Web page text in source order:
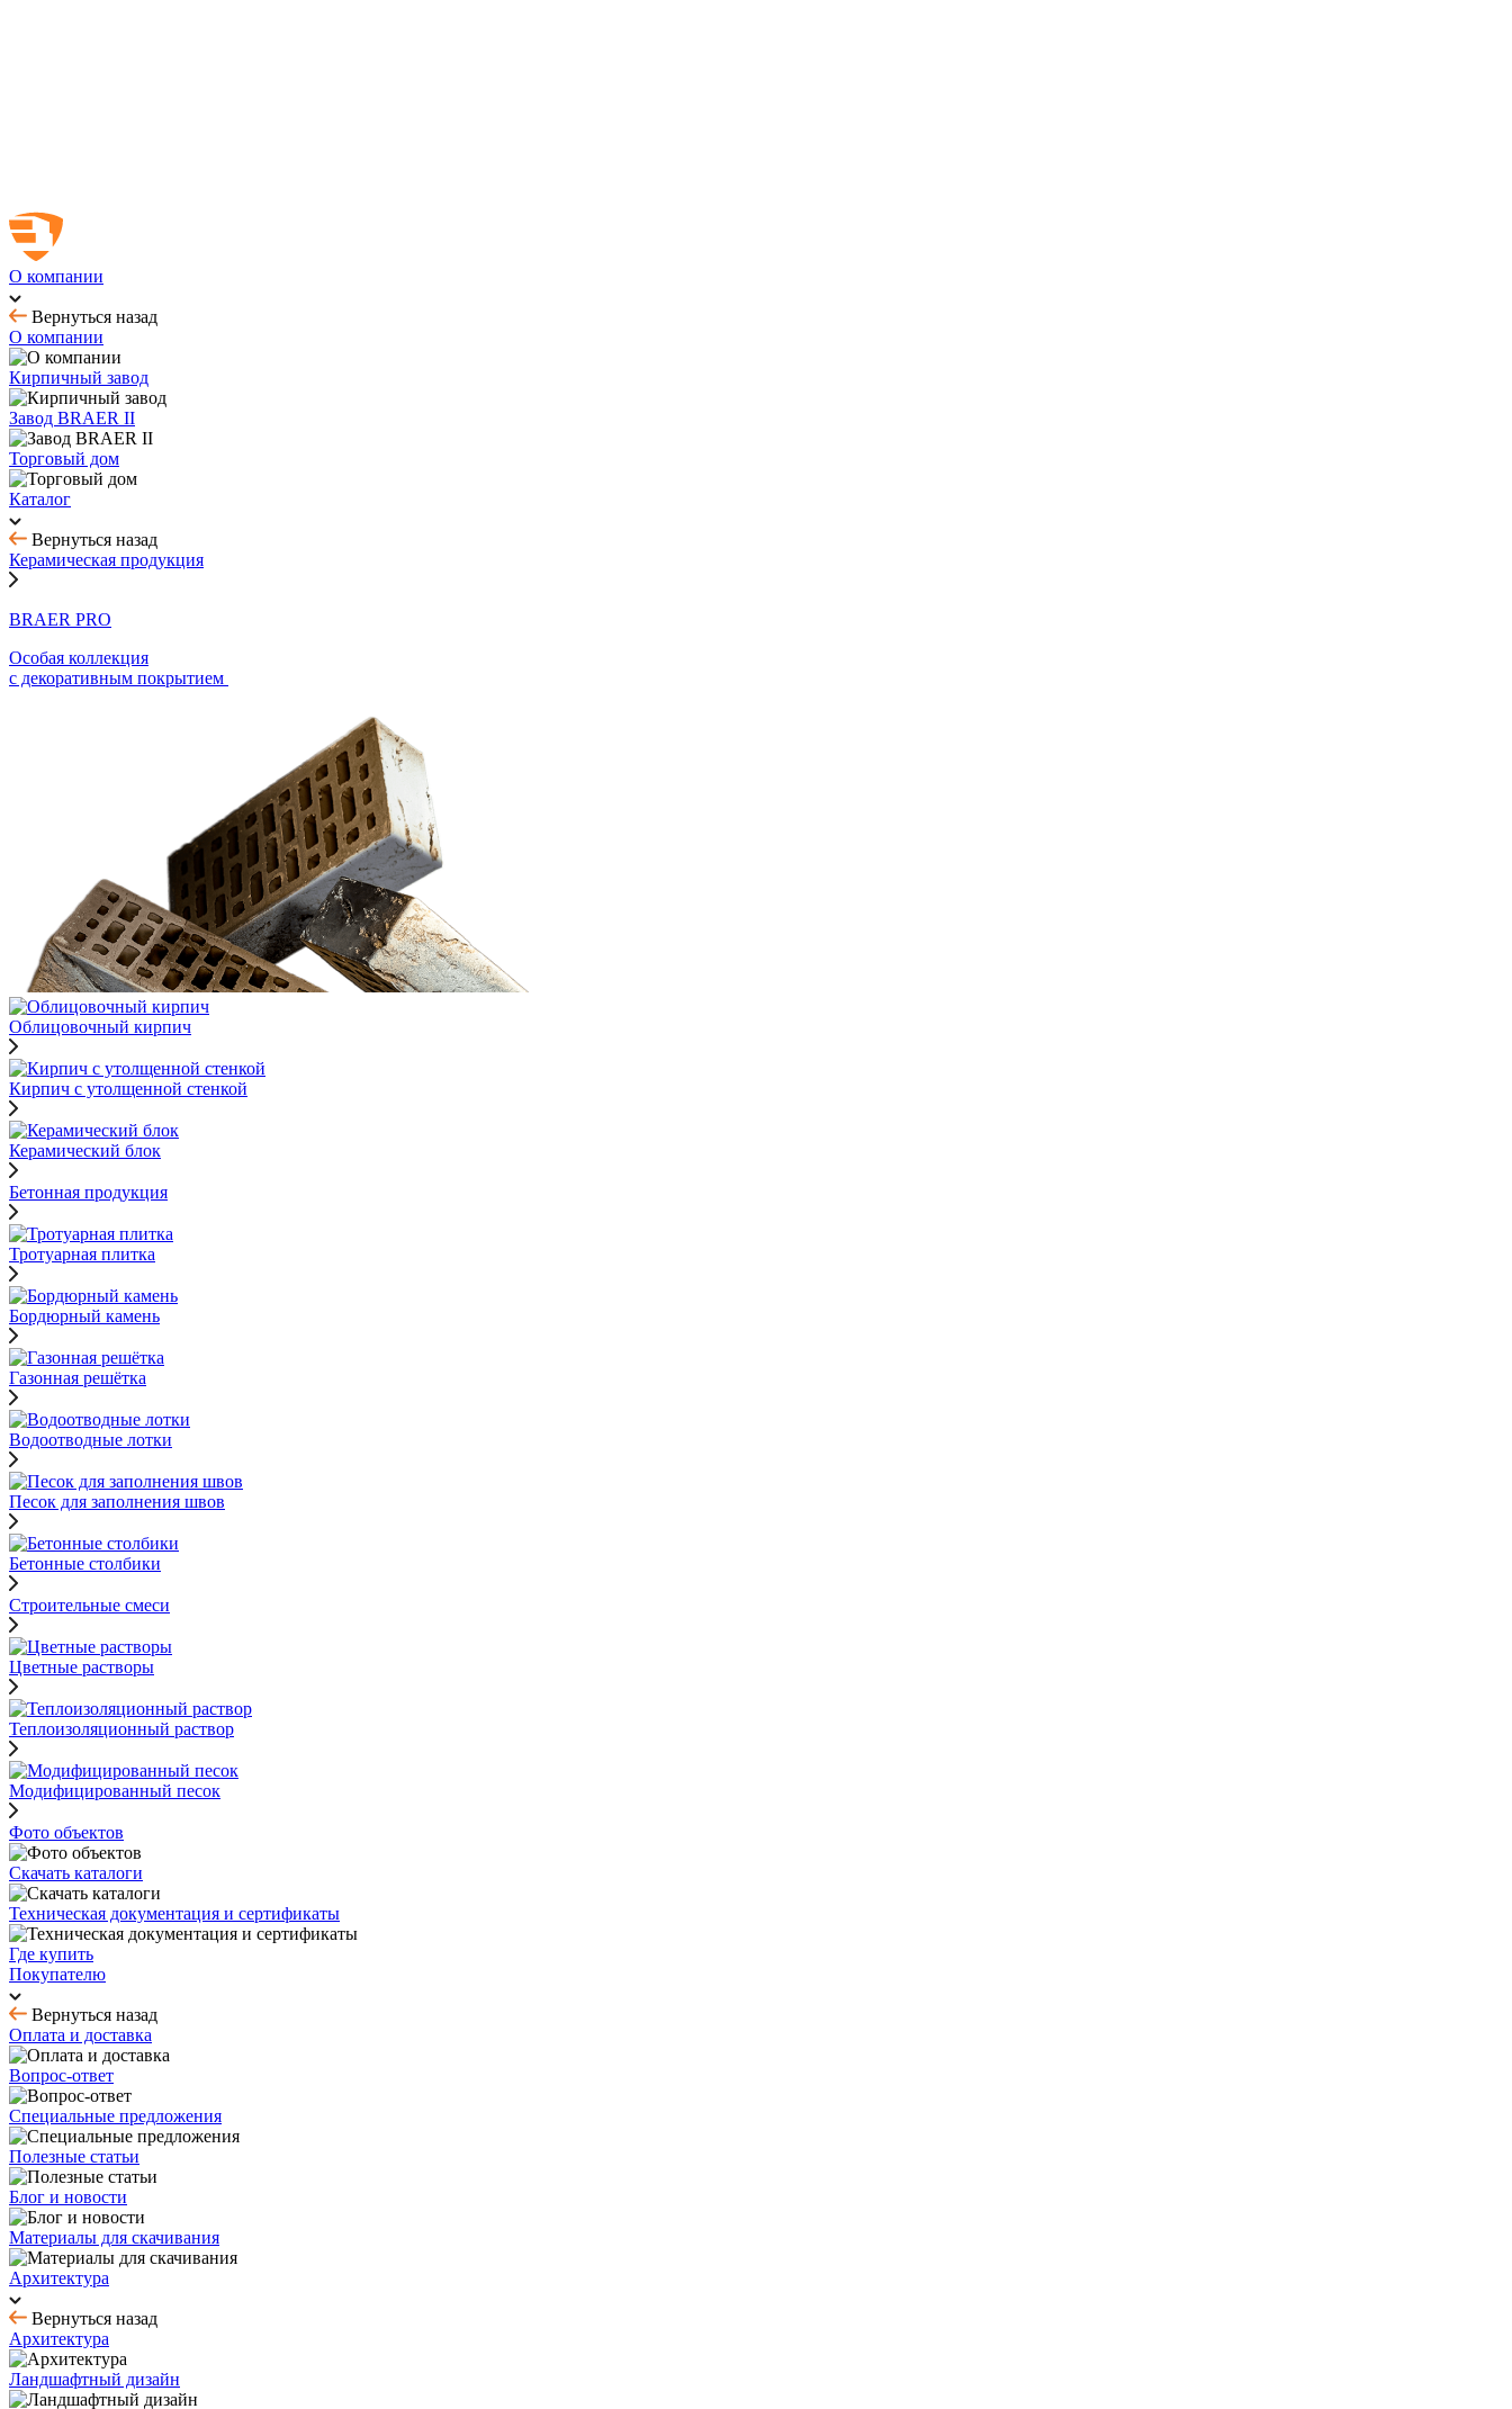
О компании
Вернуться назад
О компании
Кирпичный завод
Завод BRAER II
Торговый дом
Каталог
Вернуться назад
Керамическая продукция
BRAER PRO
Особая коллекция
с декоративным покрытием
Облицовочный кирпич
Кирпич с утолщенной стенкой
Керамический блок
Бетонная продукция
Тротуарная плитка
Бордюрный камень
Газонная решётка
Водоотводные лотки
Песок для заполнения швов
Бетонные столбики
Строительные смеси
Цветные растворы
Теплоизоляционный раствор
Модифицированный песок
Фото объектов
Скачать каталоги
Техническая документация и сертификаты
Где купить
Покупателю
Вернуться назад
Оплата и доставка
Вопрос-ответ
Специальные предложения
Полезные статьи
Блог и новости
Материалы для скачивания
Архитектура
Вернуться назад
Архитектура
Ландшафтный дизайн